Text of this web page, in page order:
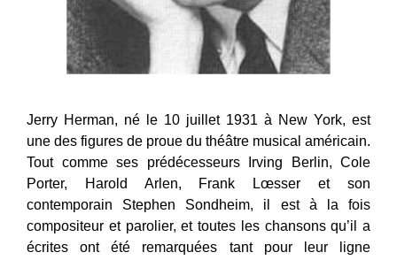
Jerry Herman, né le 10 juillet 1931 à New York, est
une des figures de proue du théâtre musical américain.
Tout comme ses prédécesseurs Irving Berlin, Cole
Porter, Harold Arlen, Frank Lœsser et son
contemporain Stephen Sondheim, il est à la fois
compositeur et parolier, et toutes les chansons qu’il a
écrites ont été remarquées tant pour leur ligne